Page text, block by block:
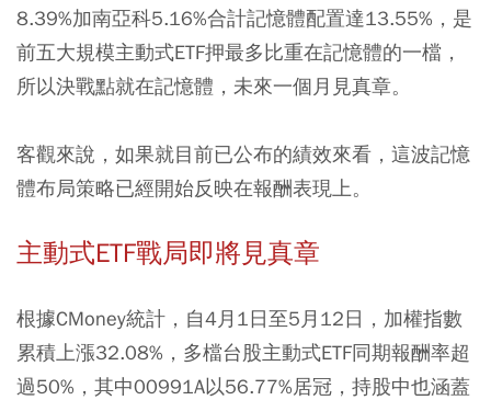
8.39%加南亞科5.16%合計記憶體配置達13.55%，是
前五大規模主動式ETF押最多比重在記憶體的一檔，
所以決戰點就在記憶體，未來一個月見真章。
客觀來說，如果就目前已公布的績效來看，這波記憶
體布局策略已經開始反映在報酬表現上。
主動式ETF戰局即將見真章
根據CMoney統計，自4月1日至5月12日，加權指數
累積上漲32.08%，多檔台股主動式ETF同期報酬率超
過50%，其中00991A以56.77%居冠，持股中也涵蓋